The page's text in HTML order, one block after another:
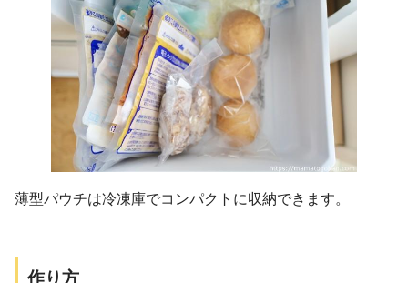
薄型パウチは冷凍庫でコンパクトに収納できます。
作り方